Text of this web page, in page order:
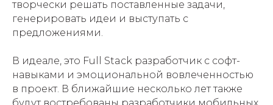
творчески решать поставленные задачи,
генерировать идеи и выступать с
предложениями.
В идеале, это Full Stack разработчик с софт-
навыками и эмоциональной вовлеченностью
в проект. В ближайшие несколько лет также